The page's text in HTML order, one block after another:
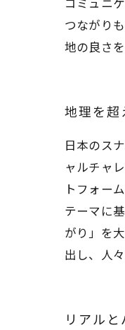
コミュニ
つながり
地の良さ
地理を超
日本のス
ャルチャ
トフォー
テーマに
がり」を
出し、人
リアル